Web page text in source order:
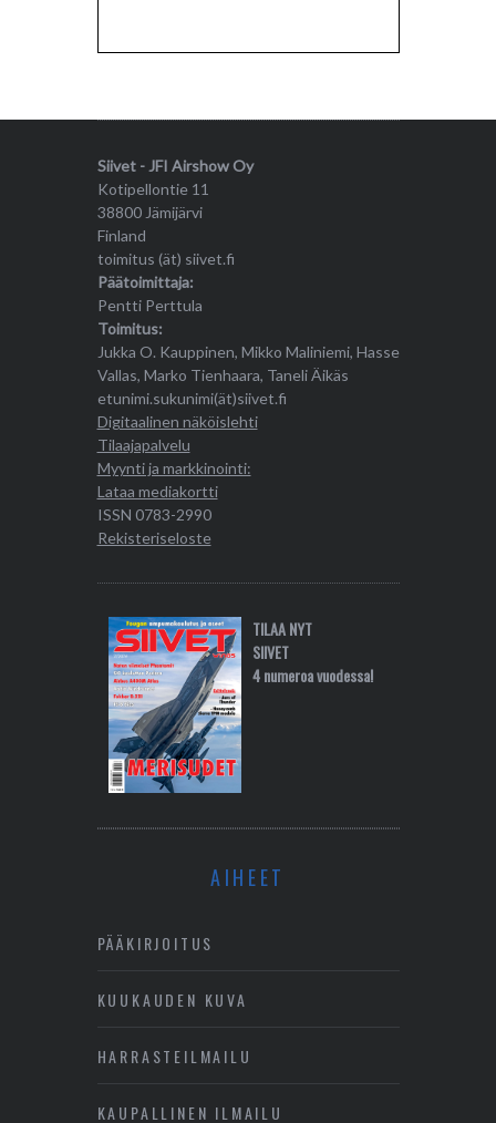
Siivet - JFI Airshow Oy
Kotipellontie 11
38800 Jämijärvi
Finland
toimitus (ät) siivet.fi
Päätoimittaja:
Pentti Perttula
Toimitus:
Jukka O. Kauppinen, Mikko Maliniemi, Hasse
Vallas, Marko Tienhaara, Taneli Äikäs
etunimi.sukunimi(ät)siivet.fi
Digitaalinen näköislehti
Tilaajapalvelu
Myynti ja markkinointi:
Lataa mediakortti
ISSN 0783-2990
Rekisteriseloste
TILAA NYT
SIIVET
4 numeroa vuodessa!
AIHEET
PÄÄKIRJOITUS
KUUKAUDEN KUVA
HARRASTEILMAILU
KAUPALLINEN ILMAILU